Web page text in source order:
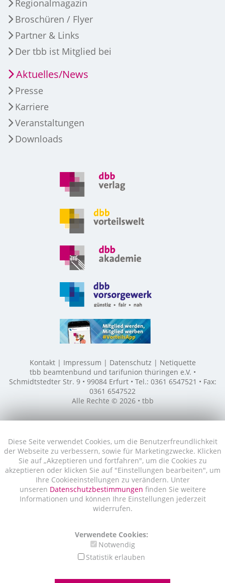
Diese Seite verwendet Cookies, um die Benutzerfreundlichkeit
der Webseite zu verbessern, sowie für Marketingzwecke. Klicken
Sie auf „Akzeptieren und fortfahren", um die Cookies zu
akzeptieren oder klicken Sie auf "Einstellungen bearbeiten", um
Ihre Cookieeinstellungen zu verändern. Unter
unseren Datenschutzbestimmungen finden Sie weitere
Informationen und können Ihre Einstellungen jederzeit
widerrufen.
Verwendete Cookies:
Notwendig
Statistik erlauben
Regionalmagazin
Broschüren / Flyer
Partner & Links
Der tbb ist Mitglied bei
Aktuelles/News
Presse
Karriere
Veranstaltungen
Downloads
Kontakt Impressum Datenschutz
Netiquette
tbb beamtenbund und tarifunion thüringen e.V. •
Schmidtstedter Str. 9 • 99084 Erfurt • Tel.: 0361 6547521 • Fax:
0361 6547522
Alle Rechte © 2026 • tbb